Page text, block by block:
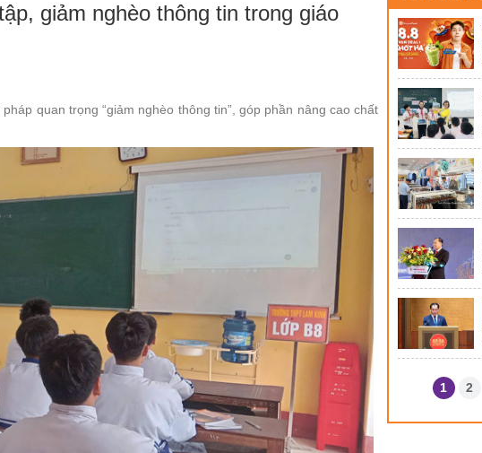
giảm nghèo thông tin trong giáo
quan trọng “giảm nghèo thông tin”, góp phần nâng cao chất
1 2